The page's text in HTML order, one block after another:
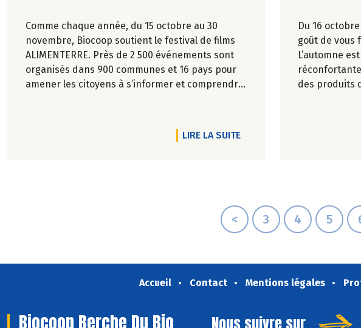
Comme chaque année, du 15 octobre au 30
novembre, Biocoop soutient le festival de films
ALIMENTERRE. Près de 2 500 événements sont
organisés dans 900 communes et 16 pays pour
amener les citoyens à s’informer et comprendre
LIRE LA SUITEDE L'ARTICLE FESTIVAL
Du 16
goût de vous
L’automne
des produits
< 3 4 5
Accueil Contact Mentions légales
Biocoop Berche Du Bio